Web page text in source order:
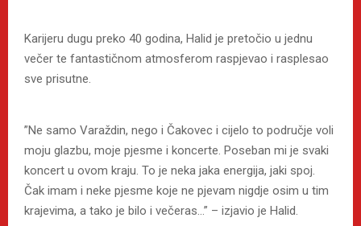
Karijeru dugu preko 40 godina, Halid je pretočio u jednu
večer te fantastičnom atmosferom raspjevao i rasplesao
sve prisutne.
”Ne samo Varaždin, nego i Čakovec i cijelo to područje voli
moju glazbu, moje pjesme i koncerte. Poseban mi je svaki
koncert u ovom kraju. To je neka jaka energija, jaki spoj.
Čak imam i neke pjesme koje ne pjevam nigdje osim u tim
krajevima, a tako je bilo i večeras…” – izjavio je Halid.